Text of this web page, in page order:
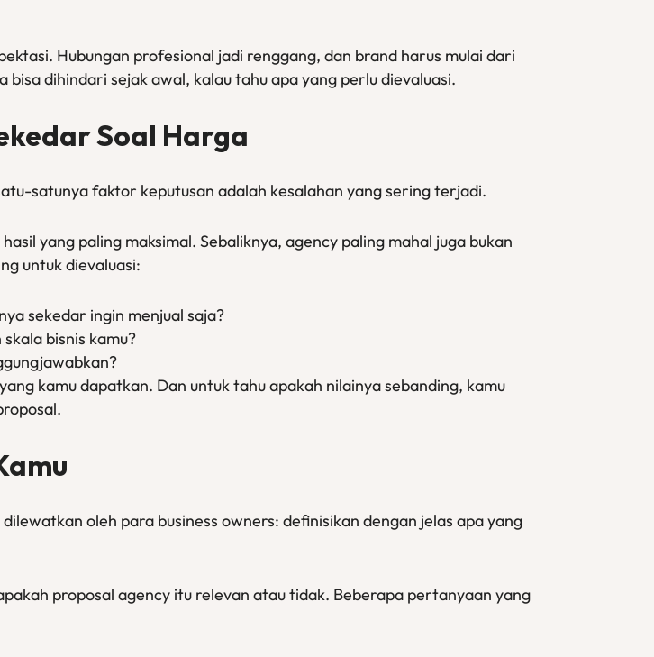
Hubungan profesional jadi renggang, dan brand harus mulai dari
dihindari sejak awal, kalau tahu apa yang perlu dievaluasi.
Soal Harga
satunya faktor keputusan adalah kesalahan yang sering terjadi.
yang paling maksimal. Sebaliknya, agency paling mahal juga bukan
untuk dievaluasi:
sekedar ingin menjual saja?
bisnis kamu?
kamu dapatkan. Dan untuk tahu apakah nilainya sebanding, kamu
oleh para business owners: definisikan dengan jelas apa yang
proposal agency itu relevan atau tidak. Beberapa pertanyaan yang